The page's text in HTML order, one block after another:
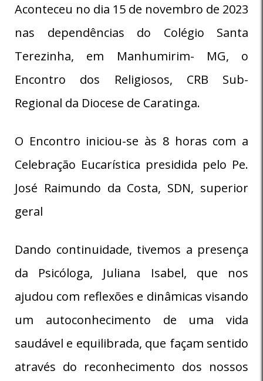
Aconteceu no dia 15 de novembro de 2023
nas dependências do Colégio Santa
Terezinha, em Manhumirim- MG, o
Encontro dos Religiosos, CRB Sub-
Regional da Diocese de Caratinga.
O Encontro iniciou-se às 8 horas com a
Celebração Eucarística presidida pelo Pe.
José Raimundo da Costa, SDN, superior
geral
Dando continuidade, tivemos a presença
da Psicóloga, Juliana Isabel, que nos
ajudou com reflexões e dinâmicas visando
um autoconhecimento de uma vida
saudável e equilibrada, que façam sentido
através do reconhecimento dos nossos